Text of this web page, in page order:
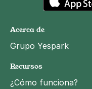
Acerca de
Grupo Yespark
Recursos
¿Cómo funciona?